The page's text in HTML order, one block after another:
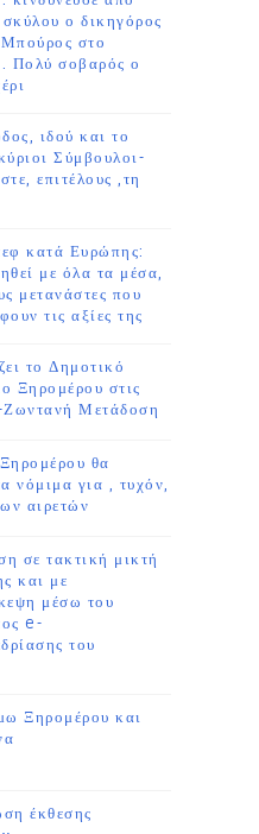
ο δικηγόρος
στο
Πολύ σοβαρός ο
ιδού και το
Σύμβουλοι-
επιτέλους ,τη
κατά Ευρώπης:
με όλα τα μέσα,
μετανάστες που
τις αξίες της
το Δημοτικό
Ξηρομέρου στις
Μετάδοση
θα
νόμιμα για , τυχόν,
αιρετών
σε τακτική μικτή
και με
μέσω του
e-
του
Ξηρομέρου και
έκθεσης